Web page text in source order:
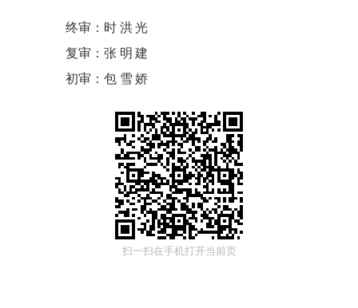
终审： 时洪光
复审： 张明建
初审： 包雪娇
扫一扫在手机打开当前页